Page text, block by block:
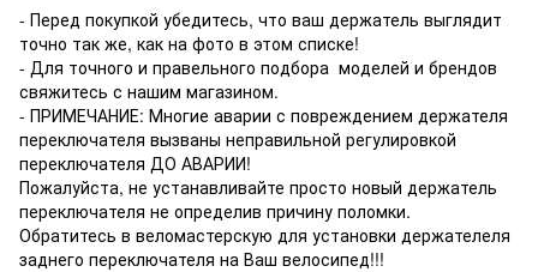
- Перед покупкой убедитесь, что ваш держатель выглядит
точно так же, как на фото в этом списке!
- Для точного и правельного подбора моделей и брендов
свяжитесь с нашим магазином.
- ПРИМЕЧАНИЕ: Многие аварии с повреждением держателя
переключателя вызваны неправильной регулировкой
переключателя ДО АВАРИИ!
Пожалуйста, не устанавливайте просто новый держатель
переключателя не определив причину поломки.
Обратитесь в веломастерскую для установки держателеля
заднего переключателя на Ваш велосипед!!!